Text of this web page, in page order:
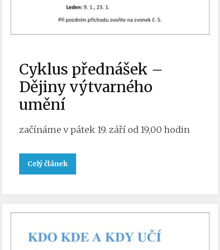
Cyklus přednášek –
Dějiny výtvarného
umění
začínáme v pátek 19. září od 19,00 hodin
Celý článek